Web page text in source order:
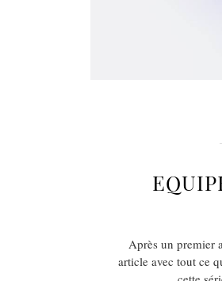
Après un premier
article avec tout ce